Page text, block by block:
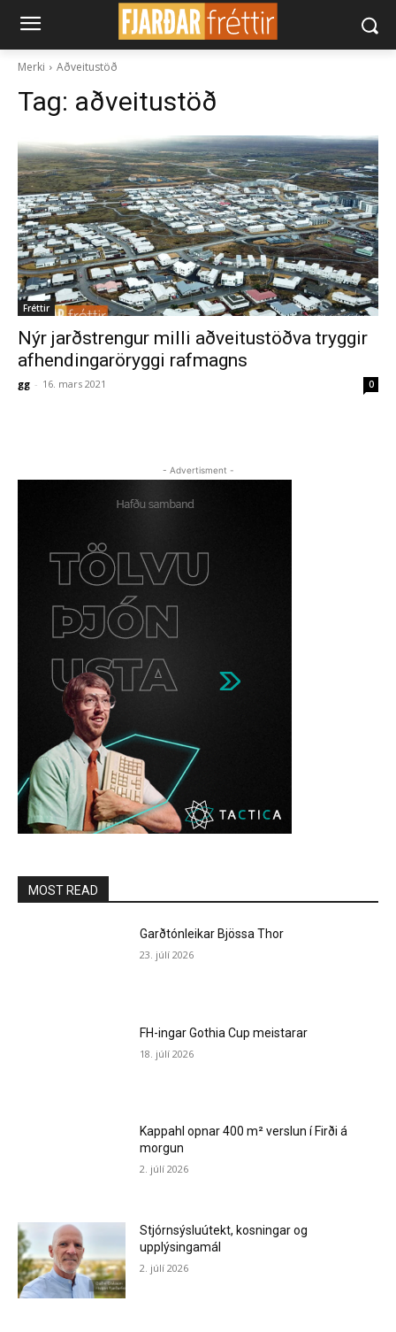
Merki Aðveitustöð
Tag: aðveitustöð
Fréttir
Nýr jarðstrengur milli aðveitustöðva tryggir
afhendingaröryggi rafmagns
gg - 16. mars 2021 0
- Advertisment -
MOST READ
Garðtónleikar Bjössa Thor
23. júlí 2026
FH-ingar Gothia Cup meistarar
18. júlí 2026
Kappahl opnar 400 m² verslun í Firði á
morgun
2. júlí 2026
Stjórnsýsluútekt, kosningar og
upplýsingamál
2. júlí 2026